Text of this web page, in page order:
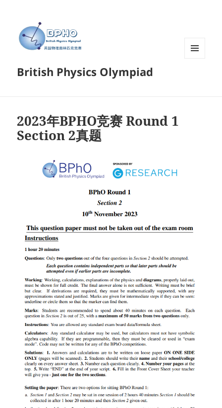
British Physics Olympiad
2023年BPHO竞赛 Round 1
Section 2真题